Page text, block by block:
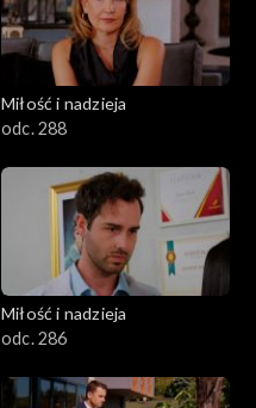
Miłość i nadzieja
odc. 288
Miłość i nadzieja
odc. 286